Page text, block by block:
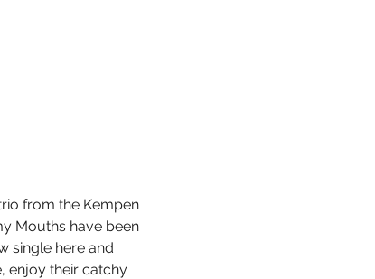
from the Kempen
Mouths have been
single here and
enjoy their catchy